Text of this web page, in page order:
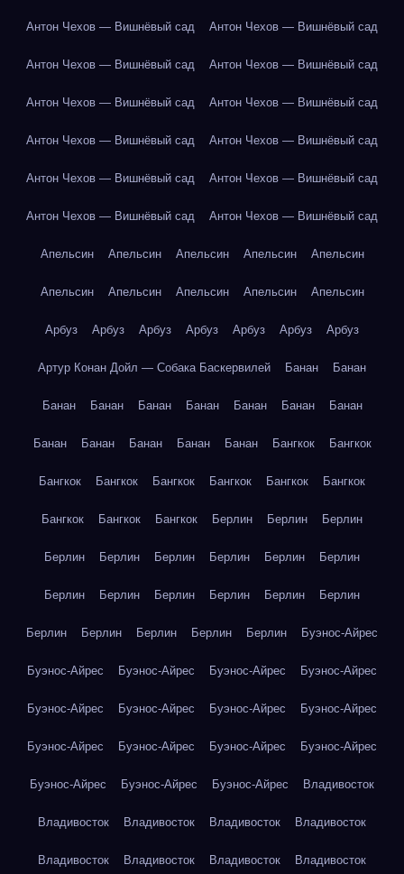
Антон Чехов — Вишнёвый сад Антон Чехов — Вишнёвый сад
Антон Чехов — Вишнёвый сад Антон Чехов — Вишнёвый сад
Антон Чехов — Вишнёвый сад Антон Чехов — Вишнёвый сад
Антон Чехов — Вишнёвый сад Антон Чехов — Вишнёвый сад
Антон Чехов — Вишнёвый сад Антон Чехов — Вишнёвый сад
Антон Чехов — Вишнёвый сад Антон Чехов — Вишнёвый сад
Апельсин Апельсин Апельсин Апельсин Апельсин
Апельсин Апельсин Апельсин Апельсин Апельсин
Арбуз Арбуз Арбуз Арбуз Арбуз Арбуз Арбуз
Артур Конан Дойл — Собака Баскервилей Банан Банан
Банан Банан Банан Банан Банан Банан Банан
Банан Банан Банан Банан Банан Бангкок Бангкок
Бангкок Бангкок Бангкок Бангкок Бангкок Бангкок
Бангкок Бангкок Бангкок Берлин Берлин Берлин
Берлин Берлин Берлин Берлин Берлин Берлин
Берлин Берлин Берлин Берлин Берлин Берлин
Берлин Берлин Берлин Берлин Берлин Буэнос-Айрес
Буэнос-Айрес Буэнос-Айрес Буэнос-Айрес Буэнос-Айрес
Буэнос-Айрес Буэнос-Айрес Буэнос-Айрес Буэнос-Айрес
Буэнос-Айрес Буэнос-Айрес Буэнос-Айрес Буэнос-Айрес
Буэнос-Айрес Буэнос-Айрес Буэнос-Айрес Владивосток
Владивосток Владивосток Владивосток Владивосток
Владивосток Владивосток Владивосток Владивосток